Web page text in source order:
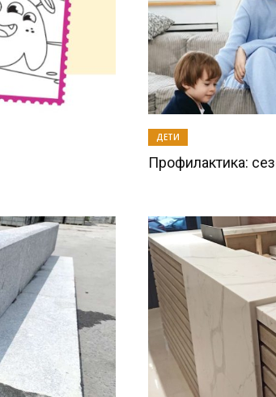
ДЕТИ
Профилактика: